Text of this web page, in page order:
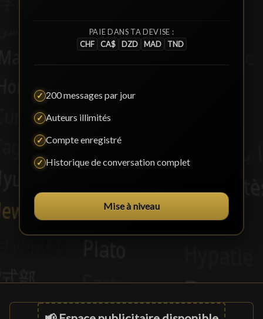
PAIE DANS TA DEVISE :
CHF
CA$ DZD MAD TND
✓ 200 messages par jour
✓ Auteurs illimités
✓ Compte enregistré
✓ Historique de conversation complet
Mise à niveau